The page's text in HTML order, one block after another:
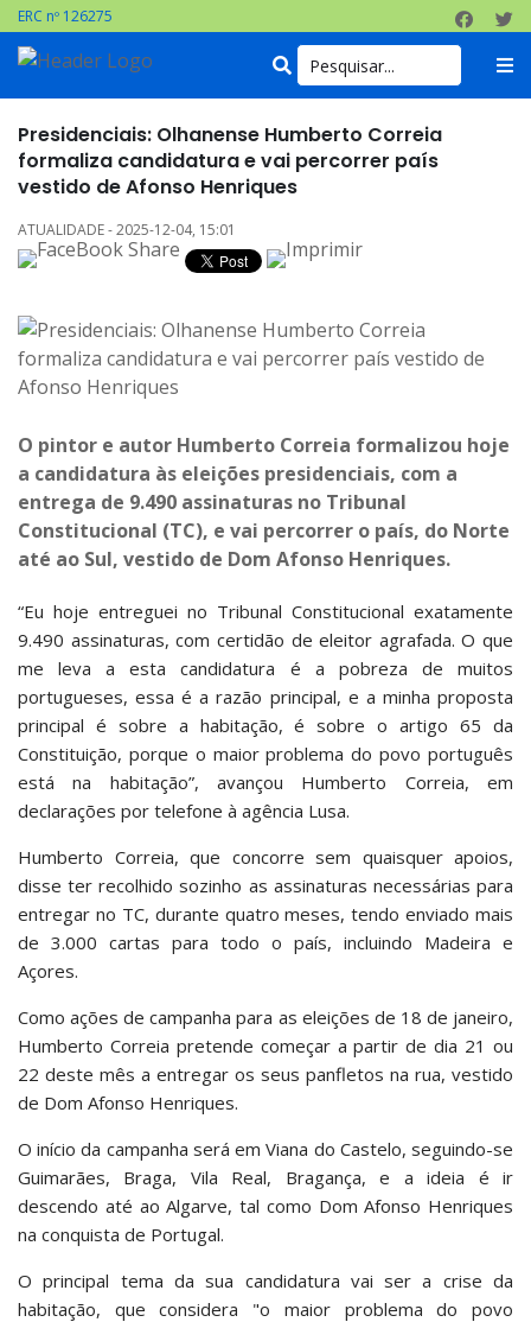
ERC nº 126275
Presidenciais: Olhanense Humberto Correia
formaliza candidatura e vai percorrer país
vestido de Afonso Henriques
ATUALIDADE - 2025-12-04, 15:01
O pintor e autor Humberto Correia formalizou hoje
a candidatura às eleições presidenciais, com a
entrega de 9.490 assinaturas no Tribunal
Constitucional (TC), e vai percorrer o país, do Norte
até ao Sul, vestido de Dom Afonso Henriques.
“Eu hoje entreguei no Tribunal Constitucional exatamente
9.490 assinaturas, com certidão de eleitor agrafada. O que
me leva a esta candidatura é a pobreza de muitos
portugueses, essa é a razão principal, e a minha proposta
principal é sobre a habitação, é sobre o artigo 65 da
Constituição, porque o maior problema do povo português
está na habitação”, avançou Humberto Correia, em
declarações por telefone à agência Lusa.
Humberto Correia, que concorre sem quaisquer apoios,
disse ter recolhido sozinho as assinaturas necessárias para
entregar no TC, durante quatro meses, tendo enviado mais
de 3.000 cartas para todo o país, incluindo Madeira e
Açores.
Como ações de campanha para as eleições de 18 de janeiro,
Humberto Correia pretende começar a partir de dia 21 ou
22 deste mês a entregar os seus panfletos na rua, vestido
de Dom Afonso Henriques.
O início da campanha será em Viana do Castelo, seguindo-se
Guimarães, Braga, Vila Real, Bragança, e a ideia é ir
descendo até ao Algarve, tal como Dom Afonso Henriques
na conquista de Portugal.
O principal tema da sua candidatura vai ser a crise da
habitação, que considera "o maior problema do povo